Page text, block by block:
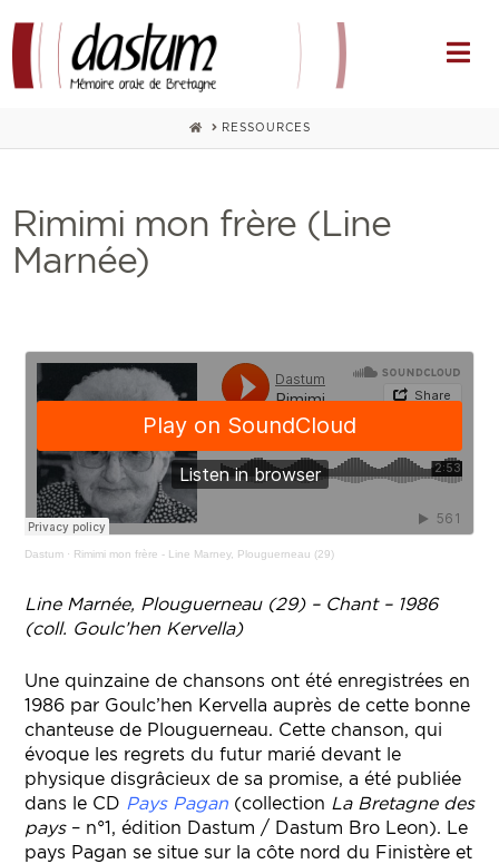
HOMERESSOURCES
Rimimi mon frère (Line
Marnée)
Dastum· Rimimi mon frère - Line Marney, Plouguerneau (29)
Line Marnée, Plouguerneau (29) – Chant – 1986
(coll. Goulc’hen Kervella)
Une quinzaine de chansons ont été enregistrées en
1986 par Goulc’hen Kervella auprès de cette bonne
chanteuse de Plouguerneau. Cette chanson, qui
évoque les regrets du futur marié devant le
physique disgrâcieux de sa promise, a été publiée
dans le CD Pays Pagan(collection La Bretagne des
pays– n°1, édition Dastum / Dastum Bro Leon). Le
pays Pagan se situe sur la côte nord du Finistère et